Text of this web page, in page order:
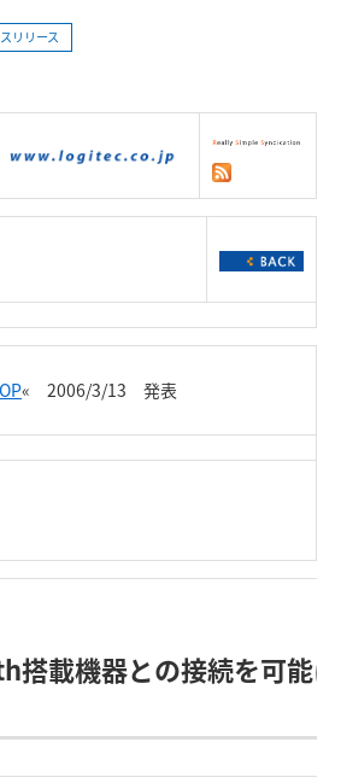
リリース
« 2006/3/13 発表
載機器との接続を可能